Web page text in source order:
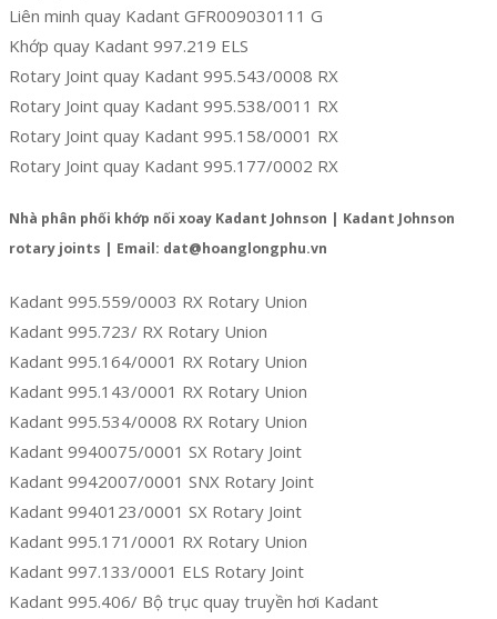
Liên minh quay Kadant GFR009030111 G
Khớp quay Kadant 997.219 ELS
Rotary Joint quay Kadant 995.543/0008 RX
Rotary Joint quay Kadant 995.538/0011 RX
Rotary Joint quay Kadant 995.158/0001 RX
Rotary Joint quay Kadant 995.177/0002 RX
Nhà phân phối khớp nối xoay Kadant Johnson | Kadant Johnson
rotary joints | Email: dat@hoanglongphu.vn
Kadant 995.559/0003 RX Rotary Union
Kadant 995.723/ RX Rotary Union
Kadant 995.164/0001 RX Rotary Union
Kadant 995.143/0001 RX Rotary Union
Kadant 995.534/0008 RX Rotary Union
Kadant 9940075/0001 SX Rotary Joint
Kadant 9942007/0001 SNX Rotary Joint
Kadant 9940123/0001 SX Rotary Joint
Kadant 995.171/0001 RX Rotary Union
Kadant 997.133/0001 ELS Rotary Joint
Kadant 995.406/ Bộ trục quay truyền hơi Kadant